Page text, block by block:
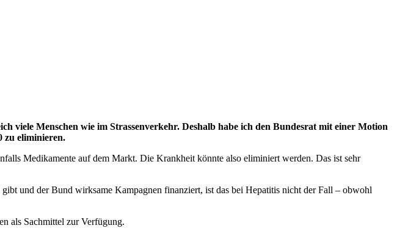
viele Menschen wie im Strassenverkehr. Deshalb habe ich den Bundesrat mit einer Motion
zu eliminieren.
Medikamente auf dem Markt. Die Krankheit könnte also eliminiert werden. Das ist sehr
und der Bund wirksame Kampagnen finanziert, ist das bei Hepatitis nicht der Fall – obwohl
als Sachmittel zur Verfügung.